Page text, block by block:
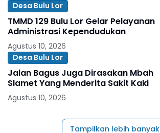
Desa Bulu Lor
TMMD 129 Bulu Lor Gelar Pelayanan
Administrasi Kependudukan
Agustus 10, 2026
Desa Bulu Lor
Jalan Bagus Juga Dirasakan Mbah
Slamet Yang Menderita Sakit Kaki
Agustus 10, 2026
Tampilkan lebih banyak